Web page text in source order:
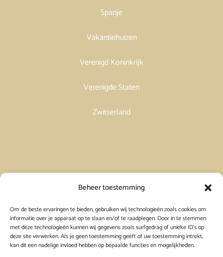
Beheer toestemming
Om de beste ervaringen te bieden, gebruiken wij technologieën zoals cookies om
informatie over je apparaat op te slaan en/of te raadplegen. Door in te stemmen
met deze technologieën kunnen wij gegevens zoals surfgedrag of unieke ID's op
deze site verwerken. Als je geen toestemming geeft of uw toestemming intrekt,
kan dit een nadelige invloed hebben op bepaalde functies en mogelijkheden.
Spanje
Vakantiehuizen
Verenigd Koninkrijk
Verenigde Staten
Zwitserland
Vakantiehuis in Frankrijk huren
Vakantiehuis in Griekenland huren